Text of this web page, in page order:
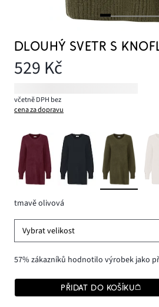
DLOUHÝ SVETR S
529 Kč
včetně DPH bez
cena za dopravu
tmavě olivová
Vybrat velikost
57% zákazníků hodnotilo výrobek jako
PŘIDAT DO KOŠÍKU